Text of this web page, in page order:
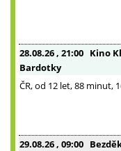
28.08.26 , 21:00 Kino
Bardotky
ČR, od 12 let, 88 minut,
29.08.26 , 09:00